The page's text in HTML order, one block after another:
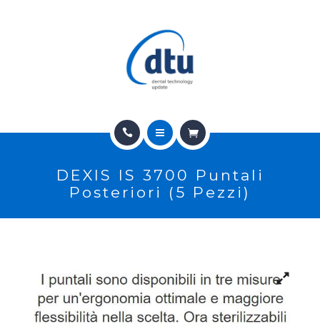
ASSISTENZA
CHI SIAMO
PRODOTTI
NEWS
DEXIS IS 3700 Puntali
Posteriori (5 Pezzi)